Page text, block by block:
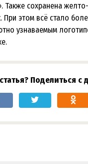
Также сохранена
этом всё стало
узнаваемым
Поделиться с